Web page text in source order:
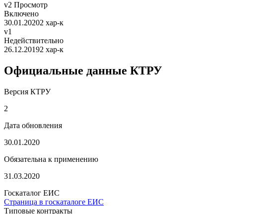
v2 Просмотр
Включено
30.01.20202 хар-к
v1
Недействительно
26.12.20192 хар-к
Официальные данные КТРУ
Версия КТРУ
2
Дата обновления
30.01.2020
Обязательна к применению
31.03.2020
Госкаталог ЕИС
Страница в госкаталоге ЕИС
Типовые контракты